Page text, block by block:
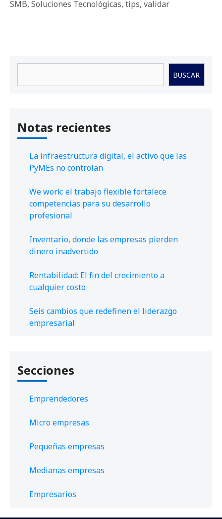
SMB, Soluciones Tecnológicas, tips, validar
BUSCAR
Notas recientes
La infraestructura digital, el activo que las
PyMEs no controlan
We work: el trabajo flexible fortalece
competencias para su desarrollo
profesional
Inventario, donde las empresas pierden
dinero inadvertido
Rentabilidad: El fin del crecimiento a
cualquier costo
Seis cambios que redefinen el liderazgo
empresarial
Secciones
Emprendedores
Micro empresas
Pequeñas empresas
Medianas empresas
Empresarios